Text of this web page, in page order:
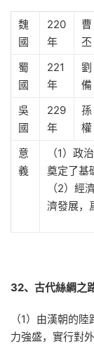
魏
國
220
年
曹
丕
蜀
國
221
年
劉
備
吳
國
229
年
孫
權
意
義
（1）政
奠定了基
（2）經
濟發展，
32、古代絲綢之
（1）由漢朝的
力強盛，實行對